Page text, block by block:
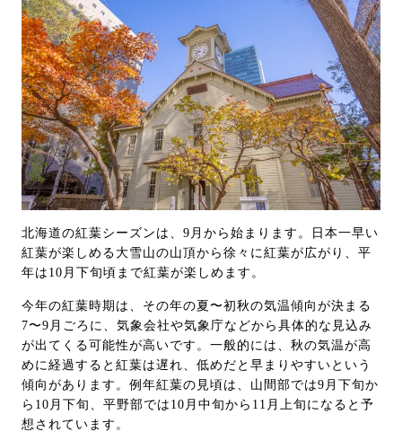
北海道の紅葉シーズンは、9月から始まります。日本一早い
紅葉が楽しめる大雪山の山頂から徐々に紅葉が広がり、平
年は10月下旬頃まで紅葉が楽しめます。
今年の紅葉時期は、その年の夏〜初秋の気温傾向が決まる
7〜9月ごろに、気象会社や気象庁などから具体的な見込み
が出てくる可能性が高いです。一般的には、秋の気温が高
めに経過すると紅葉は遅れ、低めだと早まりやすいという
傾向があります。例年紅葉の見頃は、山間部では9月下旬か
ら10月下旬、平野部では10月中旬から11月上旬になると予
想されています。